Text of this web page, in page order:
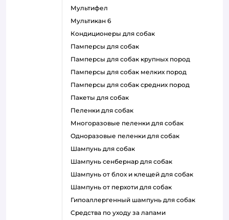
мультифел
мультикан 6
кондиционеры для собак
памперсы для собак
памперсы для собак крупных пород
памперсы для собак мелких пород
памперсы для собак средних пород
пакеты для собак
пеленки для собак
многоразовые пеленки для собак
одноразовые пеленки для собак
шампунь для собак
шампунь сенбернар для собак
шампунь от блох и клещей для собак
шампунь от перхоти для собак
гипоаллергенный шампунь для собак
средства по уходу за лапами